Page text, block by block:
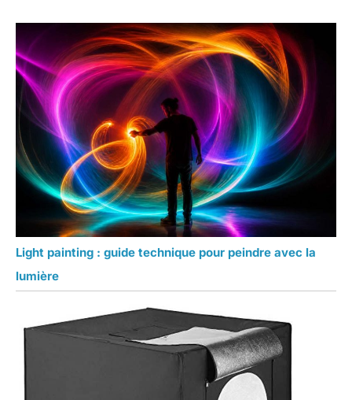
Light painting : guide technique pour peindre avec la
lumière